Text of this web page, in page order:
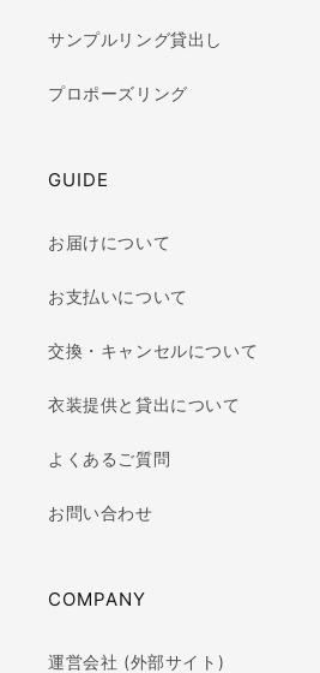
サンプルリング貸出し
プロポーズリング
GUIDE
お届けについて
お支払いについて
交換・キャンセルについて
衣装提供と貸出について
よくあるご質問
お問い合わせ
COMPANY
運営会社 (外部サイト)